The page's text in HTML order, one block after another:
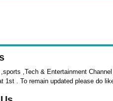
,Tech & Entertainment
1st . To remain updated please do